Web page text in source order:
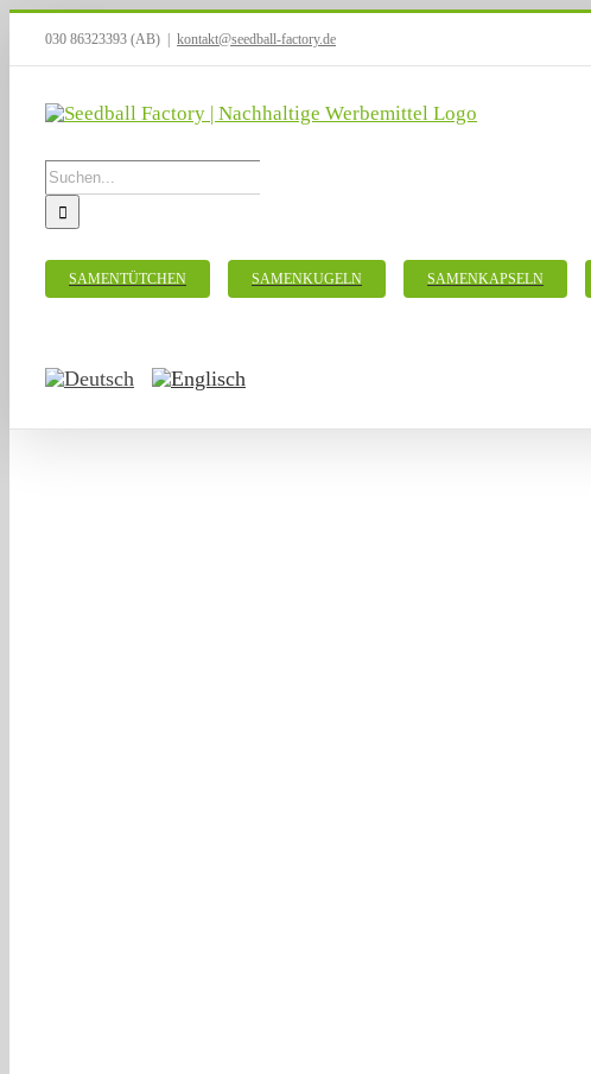
030 86323393 (AB) kontakt@seedball-factory.de
Suche
nach:
SAMENTÜTCHEN SAMENKUGELN SAMENKAPSELN